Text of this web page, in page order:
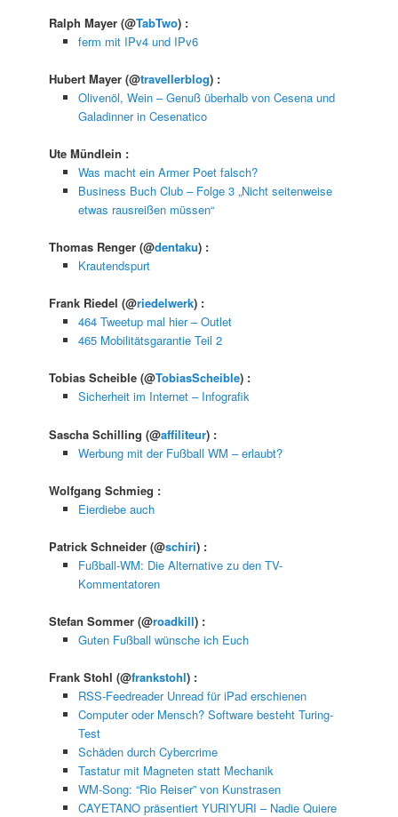
Ralph Mayer(@TabTwo) :
ferm mit IPv4 und IPv6
Hubert Mayer(@travellerblog) :
Olivenöl, Wein – Genuß überhalb von Cesena und
Galadinner in Cesenatico
Ute Mündlein :
Was macht ein Armer Poet falsch?
Business Buch Club – Folge 3 „Nicht seitenweise
etwas rausreißen müssen“
Thomas Renger(@dentaku) :
Krautendspurt
Frank Riedel(@riedelwerk) :
464 Tweetup mal hier – Outlet
465 Mobilitätsgarantie Teil 2
Tobias Scheible(@TobiasScheible) :
Sicherheit im Internet – Infografik
Sascha Schilling(@affiliteur) :
Werbung mit der Fußball WM – erlaubt?
Wolfgang Schmieg :
Eierdiebe auch
Patrick Schneider(@schiri) :
Fußball-WM: Die Alternative zu den TV-
Kommentatoren
Stefan Sommer(@roadkill) :
Guten Fußball wünsche ich Euch
Frank Stohl(@frankstohl) :
RSS-Feedreader Unread für iPad erschienen
Computer oder Mensch? Software besteht Turing-
Test
Schäden durch Cybercrime
Tastatur mit Magneten statt Mechanik
WM-Song: “Rio Reiser” von Kunstrasen
CAYETANO präsentiert YURIYURI – Nadie Quiere